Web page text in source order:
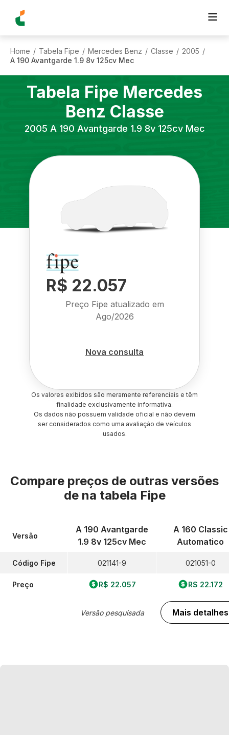
Home / Tabela Fipe / Mercedes Benz / Classe / 2005 /
A 190 Avantgarde 1.9 8v 125cv Mec
Tabela Fipe Mercedes
Benz Classe
2005 A 190 Avantgarde 1.9 8v 125cv Mec
R$ 22.057
Preço Fipe atualizado em
Ago/2026
Nova consulta
Os valores exibidos são meramente referenciais e têm
finalidade exclusivamente informativa.
Os dados não possuem validade oficial e não devem
ser considerados como uma avaliação de veículos
usados.
Compare preços de outras versões
de na tabela Fipe
Versão
Código Fipe
Preço
A 190 Avantgarde
1.9 8v 125cv Mec
021141-9
R$ 22.057
Versão pesquisada
A 160 Classic
Automatico
021051-0
R$ 22.172
Mais detalhes